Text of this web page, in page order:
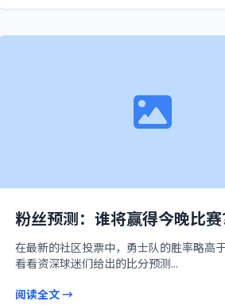
粉丝预测：谁将赢得今晚比赛
在最新的社区投票中，勇士队的胜率略高
看看资深球迷们给出的比分预测...
阅读全文 →